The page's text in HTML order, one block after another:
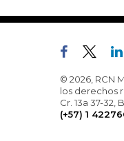
© 2026, RCN
los derechos
Cr. 13a 37-32,
(+57) 1